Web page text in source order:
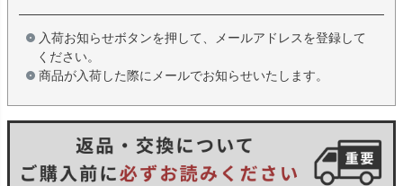
入荷お知らせボタンを押して、メールアドレスを登録して
ください。
商品が入荷した際にメールでお知らせいたします。